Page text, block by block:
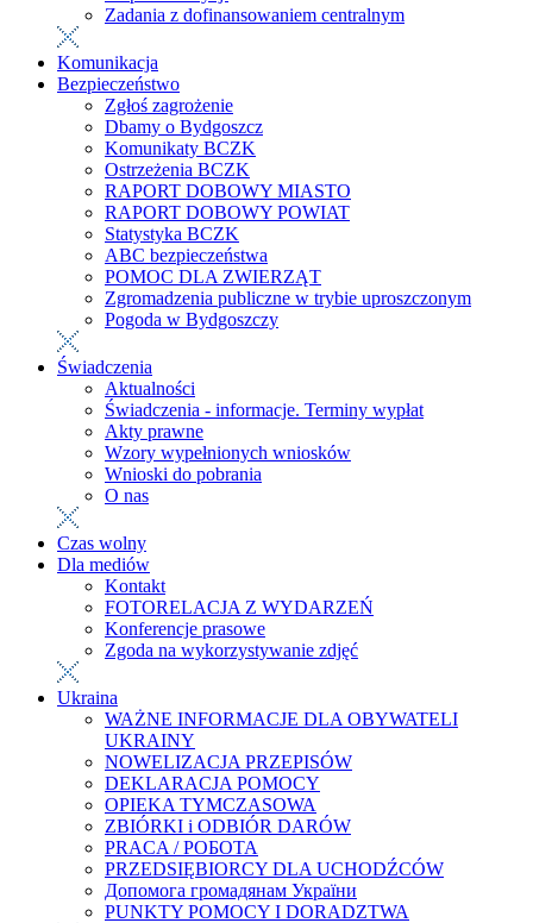
Zadania z dofinansowaniem centralnym
Komunikacja
Bezpieczeństwo
Zgłoś zagrożenie
Dbamy o Bydgoszcz
Komunikaty BCZK
Ostrzeżenia BCZK
RAPORT DOBOWY MIASTO
RAPORT DOBOWY POWIAT
Statystyka BCZK
ABC bezpieczeństwa
POMOC DLA ZWIERZĄT
Zgromadzenia publiczne w trybie uproszczonym
Pogoda w Bydgoszczy
Świadczenia
Aktualności
Świadczenia - informacje. Terminy wypłat
Akty prawne
Wzory wypełnionych wniosków
Wnioski do pobrania
O nas
Czas wolny
Dla mediów
Kontakt
FOTORELACJA Z WYDARZEŃ
Konferencje prasowe
Zgoda na wykorzystywanie zdjęć
Ukraina
WAŻNE INFORMACJE DLA OBYWATELI
UKRAINY
NOWELIZACJA PRZEPISÓW
DEKLARACJA POMOCY
OPIEKA TYMCZASOWA
ZBIÓRKI i ODBIÓR DARÓW
PRACA / РОБОТА
PRZEDSIĘBIORCY DLA UCHODŹCÓW
Допомога громадянам України
PUNKTY POMOCY I DORADZTWA